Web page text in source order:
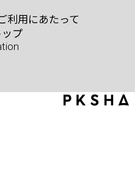
利用にあたって
プ